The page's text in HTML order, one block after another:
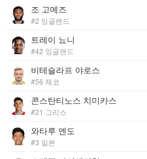
조 고메즈
#2 잉글랜드
트레이 뇨니
#42 잉글랜드
비테슬라프 야로스
#56 체코
콘스탄티노스 치미카스
#21 그리스
와타루 엔도
#3 일본